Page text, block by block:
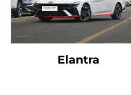
Elantra